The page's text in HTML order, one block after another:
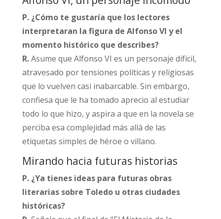
P. ¿Cómo te gustaría que los lectores
interpretaran la figura de Alfonso VI y el
momento histórico que describes?
R.Asume que Alfonso VI es un personaje difícil,
atravesado por tensiones políticas y religiosas
que lo vuelven casi inabarcable. Sin embargo,
confiesa que le ha tomado aprecio al estudiar
todo lo que hizo, y aspira a que en la novela se
perciba esa complejidad más allá de las
etiquetas simples de héroe o villano.​
Mirando hacia futuras historias
P. ¿Ya tienes ideas para futuras obras
literarias sobre Toledo u otras ciudades
históricas?